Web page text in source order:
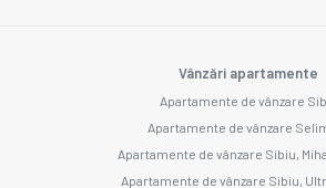
Vânzări apartamente
Apartamente de vânzare
Apartamente de vânzare
Apartamente de vânzare Sibiu,
Apartamente de vânzare Sibiu,